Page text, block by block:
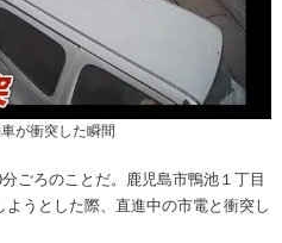
が衝突した瞬間
ごろのことだ。鹿児島市鴨池１丁目
うとした際、直進中の市電と衝突し